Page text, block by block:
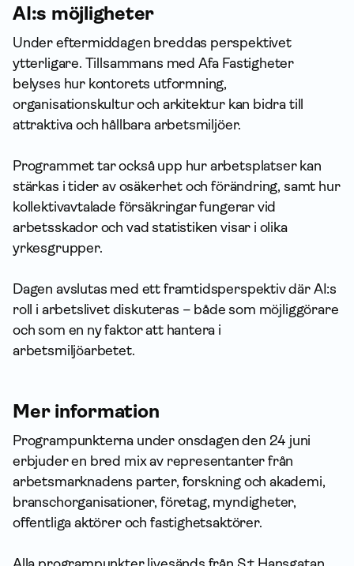
AI:s möjligheter
Under eftermiddagen breddas perspektivet
ytterligare. Tillsammans med Afa Fastigheter
belyses hur kontorets utformning,
organisationskultur och arkitektur kan bidra till
attraktiva och hållbara arbetsmiljöer.
Programmet tar också upp hur arbetsplatser kan
stärkas i tider av osäkerhet och förändring, samt hur
kollektivavtalade försäkringar fungerar vid
arbetsskador och vad statistiken visar i olika
yrkesgrupper.
Dagen avslutas med ett framtidsperspektiv där AI:s
roll i arbetslivet diskuteras – både som möjliggörare
och som en ny faktor att hantera i
arbetsmiljöarbetet.
Mer information
Programpunkterna under onsdagen den 24 juni
erbjuder en bred mix av representanter från
arbetsmarknadens parter, forskning och akademi,
branschorganisationer, företag, myndigheter,
offentliga aktörer och fastighetsaktörer.